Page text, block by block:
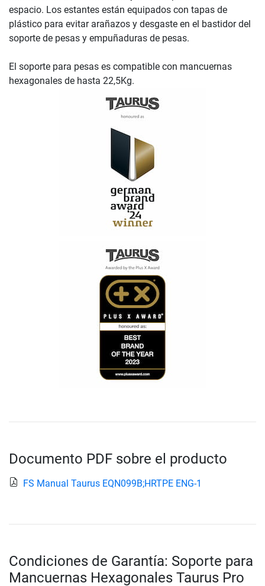
espacio. Los estantes están equipados con tapas de
plástico para evitar arañazos y desgaste en el bastidor del
soporte de pesas y empuñaduras de pesas.
El soporte para pesas es compatible con mancuernas
hexagonales de hasta 22,5Kg.
Documento PDF sobre el producto
FS Manual Taurus EQN099B;HRTPE ENG-1
Condiciones de Garantía: Soporte para
Mancuernas Hexagonales Taurus Pro